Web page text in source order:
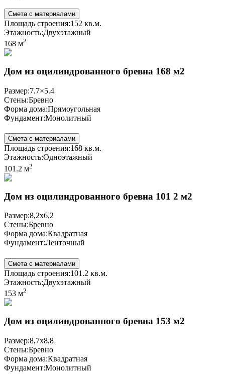
Смета с материалами
Площадь строения:152 кв.м.
Этажность:Двухэтажный
168 м2
Дом из оцилиндрованного бревна 168 м2
Размер:7.7×5.4
Стены:Бревно
Форма дома:Прямоугольная
Фундамент:Монолитный
Смета с материалами
Площадь строения:168 кв.м.
Этажность:Одноэтажный
101.2 м2
Дом из оцилиндрованного бревна 101 2 м2
Размер:8,2х6,2
Стены:Бревно
Форма дома:Квадратная
Фундамент:Ленточный
Смета с материалами
Площадь строения:101.2 кв.м.
Этажность:Двухэтажный
153 м2
Дом из оцилиндрованного бревна 153 м2
Размер:8,7х8,8
Стены:Бревно
Форма дома:Квадратная
Фундамент:Монолитный